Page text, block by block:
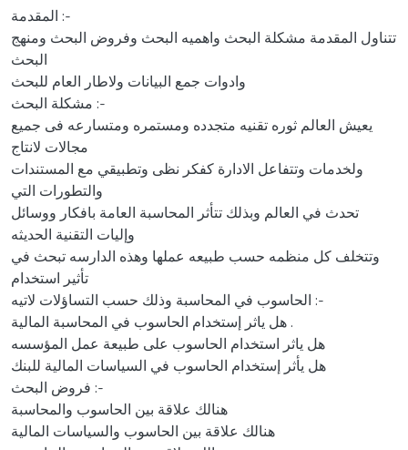
المقدمة :-
تتناول المقدمة مشكلة البحث واهميه البحث وفروض البحث ومنهج
البحث
وادوات جمع البيانات ولاطار العام للبحث
مشكلة البحث :-
يعيش العالم ثوره تقنيه متجدده ومستمره ومتسارعه فى جميع
مجالات لانتاج
ولخدمات وتتفاعل الادارة كفكر نظى وتطبيقي مع المستندات
والتطورات التي
تحدث في العالم وبذلك تتأثر المحاسبة العامة بافكار ووسائل
وإليات التقنية الحديثه
وتتخلف كل منظمه حسب طبيعه عملها وهذه الدارسه تبحث في
تأثير استخدام
الحاسوب في المحاسبة وذلك حسب التساؤلات لاتيه :-
هل ياثر إستخدام الحاسوب في المحاسبة المالية .
هل ياثر استخدام الحاسوب على طبيعة عمل المؤسسه
هل يأثر إستخدام الحاسوب في السياسات المالية للبنك
فروض البحث :-
هنالك علاقة بين الحاسوب والمحاسبة
هنالك علاقة بين الحاسوب والسياسات المالية